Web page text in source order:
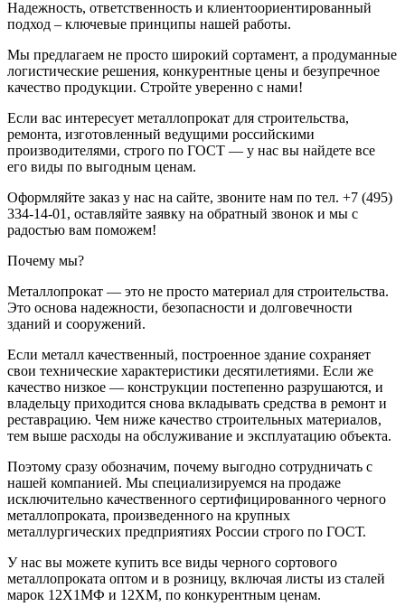
Надежность, ответственность и клиентоориентированный
подход – ключевые принципы нашей работы.
Мы предлагаем не просто широкий сортамент, а продуманные
логистические решения, конкурентные цены и безупречное
качество продукции. Стройте уверенно с нами!
Если вас интересует металлопрокат для строительства,
ремонта, изготовленный ведущими российскими
производителями, строго по ГОСТ — у нас вы найдете все
его виды по выгодным ценам.
Оформляйте заказ у нас на сайте, звоните нам по тел. +7 (495)
334-14-01, оставляйте заявку на обратный звонок и мы с
радостью вам поможем!
Почему мы?
Металлопрокат — это не просто материал для строительства.
Это основа надежности, безопасности и долговечности
зданий и сооружений.
Если металл качественный, построенное здание сохраняет
свои технические характеристики десятилетиями. Если же
качество низкое — конструкции постепенно разрушаются, и
владельцу приходится снова вкладывать средства в ремонт и
реставрацию. Чем ниже качество строительных материалов,
тем выше расходы на обслуживание и эксплуатацию объекта.
Поэтому сразу обозначим, почему выгодно сотрудничать с
нашей компанией. Мы специализируемся на продаже
исключительно качественного сертифицированного черного
металлопроката, произведенного на крупных
металлургических предприятиях России строго по ГОСТ.
У нас вы можете купить все виды черного сортового
металлопроката оптом и в розницу, включая листы из сталей
марок 12Х1МФ и 12ХМ, по конкурентным ценам.